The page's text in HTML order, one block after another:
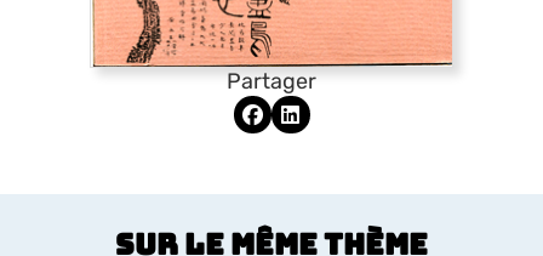
Partager
Sur le même thème